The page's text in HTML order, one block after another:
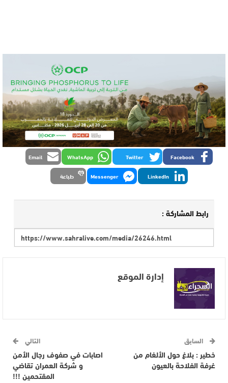
Facebook
Twitter
WhatsApp
Email
LinkedIn
Messenger طباعة
رابط المشاركة :
إدارة الموقع
السابق
خطير : بلاغ حول الألغام من
غرفة الفلاحة بالعيون
التالي
اصابات في صفوف رجال الأمن
و شركة العمران تقاضي
المقتحمين !!!